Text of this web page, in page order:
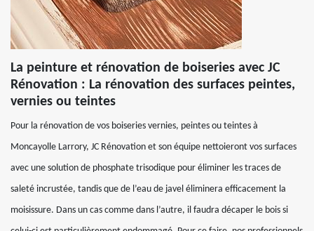
La peinture et rénovation de boiseries avec JC
Rénovation : La rénovation des surfaces peintes,
vernies ou teintes
Pour la rénovation de vos boiseries vernies, peintes ou teintes à
Moncayolle Larrory, JC Rénovation et son équipe nettoieront vos surfaces
avec une solution de phosphate trisodique pour éliminer les traces de
saleté incrustée, tandis que de l’eau de javel éliminera efficacement la
moisissure. Dans un cas comme dans l’autre, il faudra décaper le bois si